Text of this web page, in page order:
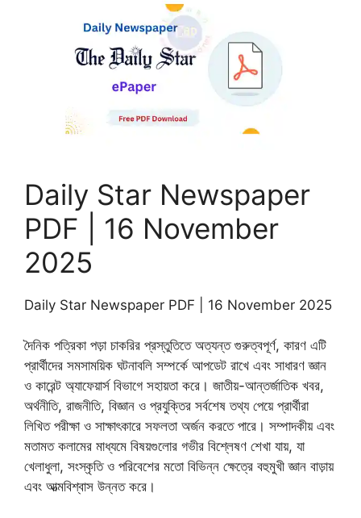
Daily Star Newspaper
PDF | 16 November
2025
Daily Star Newspaper PDF | 16 November 2025
দৈনিক পত্রিকা পড়া চাকরির প্রস্তুতিতে অত্যন্ত গুরুত্বপূর্ণ, কারণ এটি
প্রার্থীদের সমসাময়িক ঘটনাবলি সম্পর্কে আপডেট রাখে এবং সাধারণ জ্ঞান
ও কারেন্ট অ্যাফেয়ার্স বিভাগে সহায়তা করে। জাতীয়-আন্তর্জাতিক খবর,
অর্থনীতি, রাজনীতি, বিজ্ঞান ও প্রযুক্তির সর্বশেষ তথ্য পেয়ে প্রার্থীরা
লিখিত পরীক্ষা ও সাক্ষাৎকারে সফলতা অর্জন করতে পারে। সম্পাদকীয় এবং
মতামত কলামের মাধ্যমে বিষয়গুলোর গভীর বিশ্লেষণ শেখা যায়, যা
খেলাধুলা, সংস্কৃতি ও পরিবেশের মতো বিভিন্ন ক্ষেত্রে বহুমুখী জ্ঞান বাড়ায়
এবং আত্মবিশ্বাস উন্নত করে।